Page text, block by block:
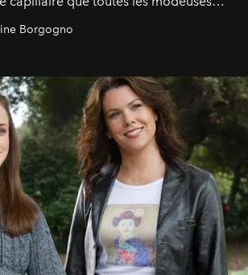
Borgogno